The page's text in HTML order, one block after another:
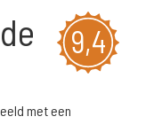
9,4
met een